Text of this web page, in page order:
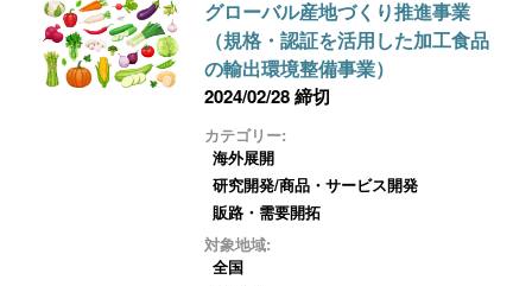
グローバル産地づくり推進事業
（規格・認証を活用した加工食品
の輸出環境整備事業）
2024/02/28 締切
カテゴリー:
海外展開
研究開発/商品・サービス開発
販路・需要開拓
対象地域:
全国